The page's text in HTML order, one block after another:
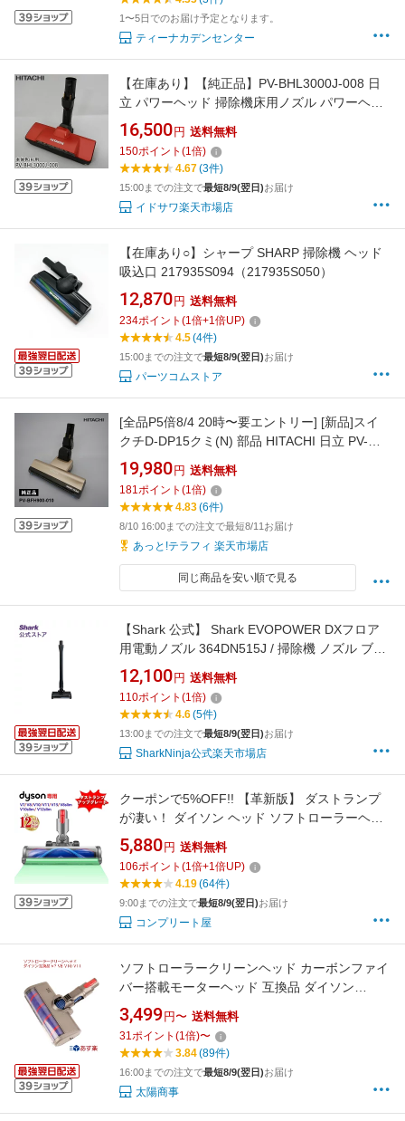
1〜5日でのお届け予定となります。
ティーナカデンセンター
【在庫あり】【純正品】PV-BHL3000J-008 日
立 パワーヘッド 掃除機床用ノズル パワーヘッ
ドクミ D-DP31【対応本体：PV-BHL3000J-
R/PV-BHL4000J-R(本体色 レッド)用】HITACHI
新品【即納可】
16,500 円 送料無料
150ポイント (1倍)
4.67(3件)
15:00までの注文で最短8/9(翌日)お届け
イドサワ楽天市場店
【在庫あり○】シャープ SHARP 掃除機 ヘッド
吸込口 217935S094（217935S050）
12,870 円 送料無料
234ポイント (1倍+1倍UP)
4.5(4件)
15:00までの注文で最短8/9(翌日)お届け
パーツコムストア
[全品P5倍8/4 20時〜要エントリー] [新品]スイ
クチD-DP15クミ(N) 部品 HITACHI 日立 PV-
BFH900-010
19,980 円 送料無料
181ポイント (1倍)
4.83(6件)
8/10 16:00までの注文で最短8/11お届け
あっと!テラフィ 楽天市場店
同じ商品を安い順で見る
【Shark 公式】 Shark EVOPOWER DXフロア
用電動ノズル 364DN515J / 掃除機 ノズル ブラ
シ 純正 アクセサリー パーツ 付属品 アタッチメ
ント ヘッド
12,100 円 送料無料
110ポイント (1倍)
4.6(5件)
13:00までの注文で最短8/9(翌日)お届け
SharkNinja公式楽天市場店
クーポンで5%OFF!! 【革新版】 ダストランプ
が凄い！ ダイソン ヘッド ソフトローラーヘッ
ド LEDライト付き ダイソン V7 V8 V10 V11
V8slim V10slim V12slim シリーズ 対応 掃除機
ヘッド 交換部品 パーツ ダストランプ 掃除 互換
品 純正品ではありません
5,880 円 送料無料
106ポイント (1倍+1倍UP)
4.19(64件)
9:00までの注文で最短8/9(翌日)お届け
コンプリート屋
ソフトローラークリーンヘッド カーボンファイ
バー搭載モーターヘッド 互換品 ダイソン
Dyson V7 V8 V10 V11 SV18掃除機 送料無料
3,499 円〜 送料無料
31ポイント (1倍)〜
3.84(89件)
16:00までの注文で最短8/9(翌日)お届け
太陽商事